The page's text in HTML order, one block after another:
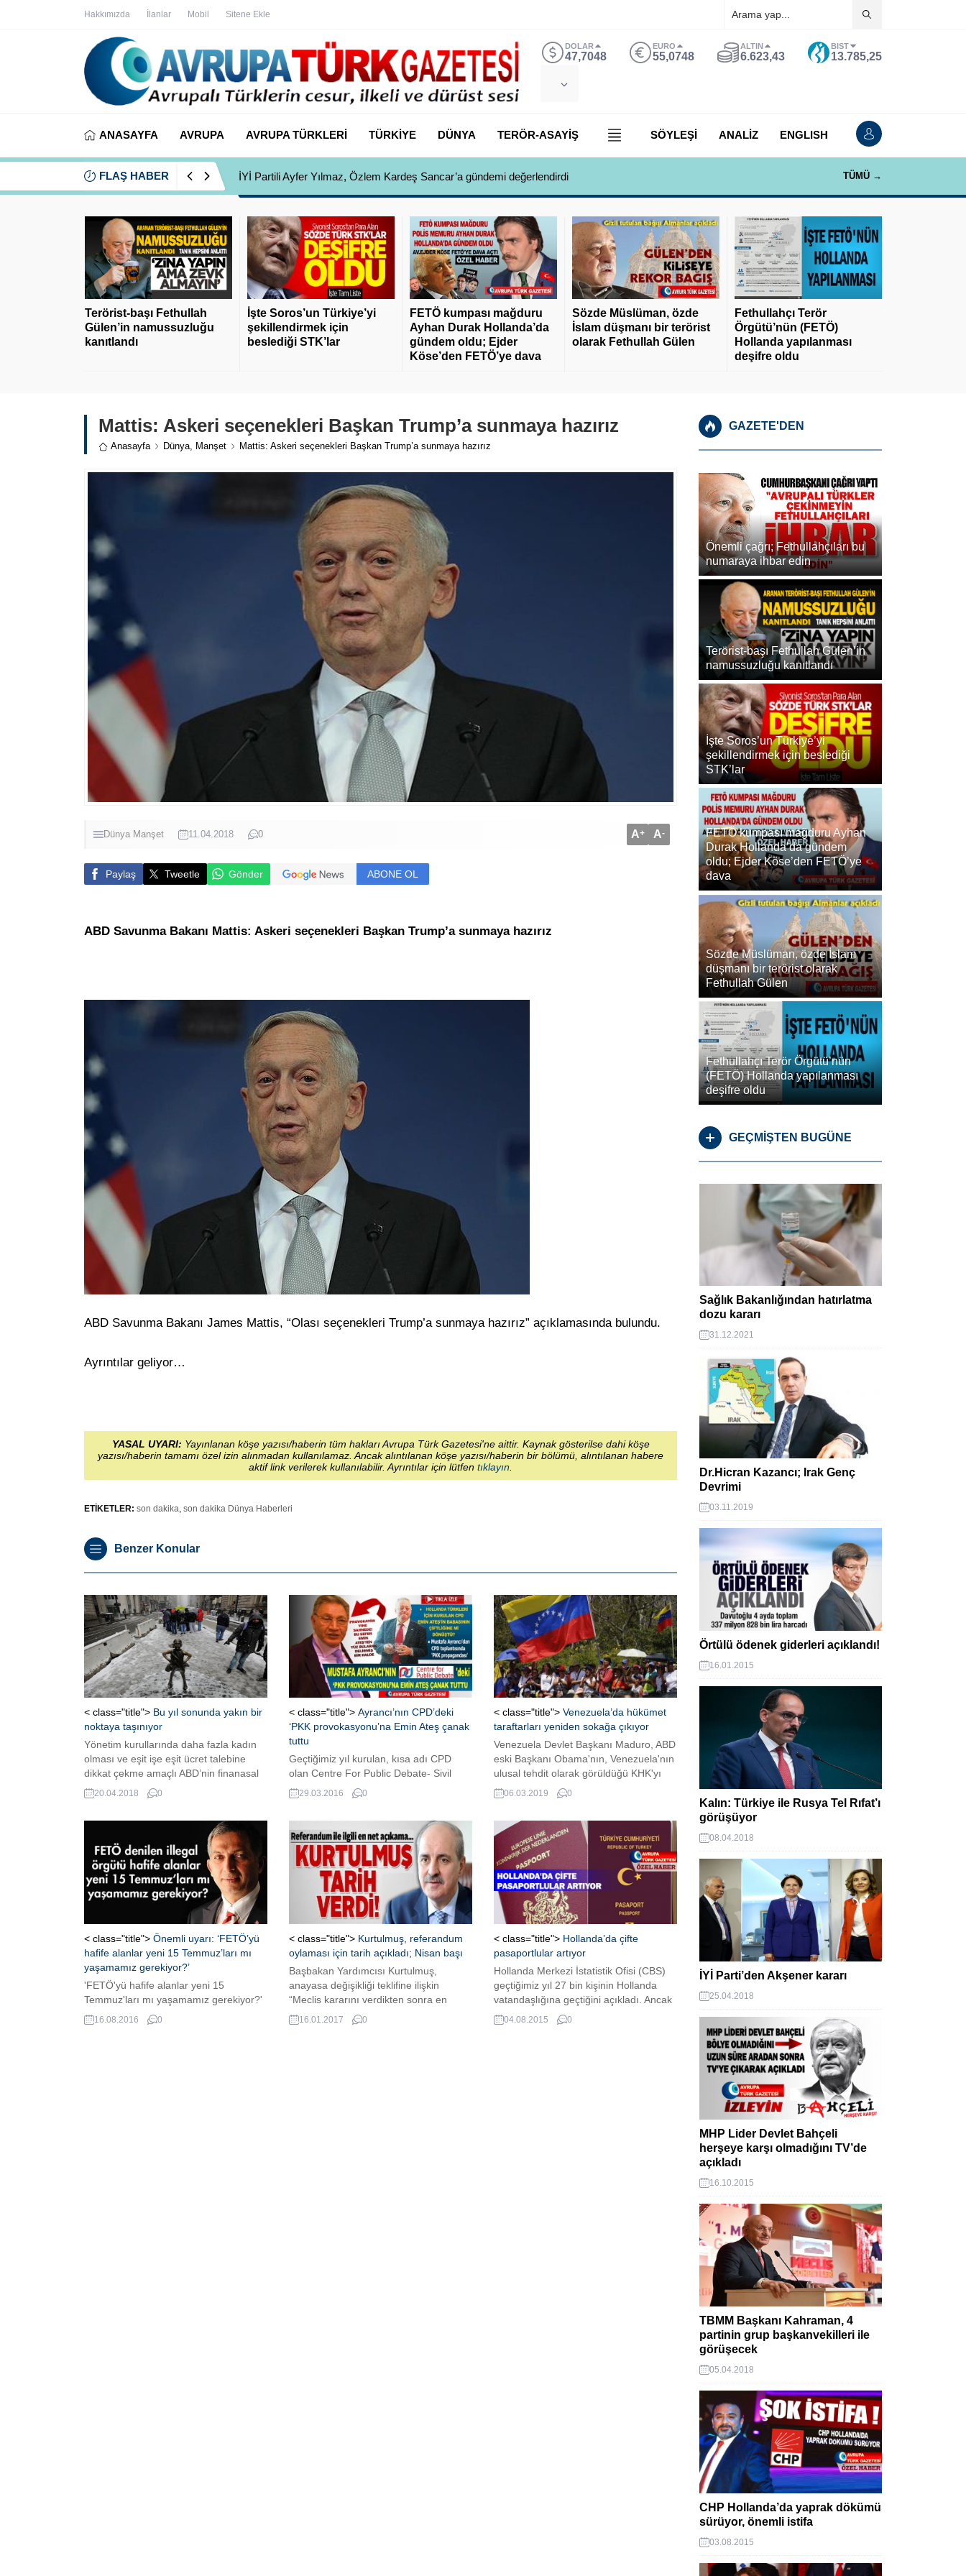
Hakkımızda İlanlar Mobil Sitene Ekle
DOLAR
47,7048
EURO
55,0748
ALTIN
6.623,43
BIST
13.785,25
ANASAYFA AVRUPA AVRUPA TÜRKLERİ TÜRKİYE DÜNYA TERÖR-ASAYİŞ SÖYLEŞİ ANALİZ ENGLISH
FLAŞ HABER İYİ Partili Ayfer Yılmaz, Özlem Kardeş Sancar’a gündemi değerlendirdi TÜMÜ →
Terörist-başı Fethullah
Gülen’in namussuzluğu
kanıtlandı
İşte Soros’un Türkiye’yi
şekillendirmek için
beslediği STK’lar
FETÖ kumpası mağduru
Ayhan Durak Hollanda’da
gündem oldu; Ejder
Köse’den FETÖ’ye dava
Sözde Müslüman, özde
İslam düşmanı bir terörist
olarak Fethullah Gülen
Fethullahçı Terör
Örgütü’nün (FETÖ)
Hollanda yapılanması
deşifre oldu
Mattis: Askeri seçenekleri Başkan Trump’a sunmaya hazırız
Anasayfa Dünya, Manşet Mattis: Askeri seçenekleri Başkan Trump’a sunmaya hazırız
Dünya Manşet 11.04.2018 0 A+ A-
Paylaş Tweetle Gönder ABONE OL
ABD Savunma Bakanı Mattis: Askeri seçenekleri Başkan Trump’a sunmaya hazırız
ABD Savunma Bakanı James Mattis, “Olası seçenekleri Trump’a sunmaya hazırız” açıklamasında bulundu.
Ayrıntılar geliyor…
YASAL UYARI: Yayınlanan köşe yazısı/haberin tüm hakları Avrupa Türk Gazetesi'ne aittir. Kaynak gösterilse dahi köşe
yazısı/haberin tamamı özel izin alınmadan kullanılamaz. Ancak alıntılanan köşe yazısı/haberin bir bölümü, alıntılanan habere
aktif link verilerek kullanılabilir. Ayrıntılar için lütfen tıklayın
ETİKETLER: son dakika, son dakika Dünya Haberleri
Benzer Konular
< class="title"> Bu yıl sonunda yakın bir
noktaya taşınıyor
Yönetim kurullarında daha fazla kadın
olması ve eşit işe eşit ücret talebine
dikkat çekme amaçlı ABD’nin finanasal
merkezi Wall Street’ta meşhur boğanın
karşısına yerleştirilen ‘korkusuz kız’
York’ta 2017 Mart ayında yapılan ve
kadınların iş dünyasındaki
yapabileceklerine ve güçlerine dair role
dikkat çeken Korkusuz...
20.04.2018 0
< class="title"> Ayrancı’nın CPD’deki
‘PKK provokasyonu’na Emin Ateş çanak
tuttu
Geçtiğimiz yıl kurulan, kısa adı CPD
olan Centre For Public Debate- Sivil
Tartışma Merkezi’nin toplantısında PKK
provokasyonu yaşandı. Hollanda’da
STK’ları dışlayan CPD başkanlığı
görevine getirilen Mehmet Emin Ateş’in
keyfi yönetim tarzı tartışmalara neden
29.03.2016 0
< class="title"> Venezuela’da hükümet
taraftarları yeniden sokağa çıkıyor
Venezuela Devlet Başkanı Maduro, ABD
eski Başkanı Obama'nın, Venezuela'nın
ulusal tehdit olarak görüldüğü KHK'yı
imzalamasının yıl dönümünde sokakta
olacaklarını duyurdu. Kendini geçici
Başkanı Guaido ise kamudaki
sendikaların greve gideceğini belirtti
06.03.2019 0
< class="title"> Önemli uyarı: ‘FETÖ’yü
hafife alanlar yeni 15 Temmuz’ları mı
yaşamamız gerekiyor?’
'FETÖ'yü hafife alanlar yeni 15
Temmuz'ları mı yaşamamız gerekiyor?'
16.08.2016 0
< class="title"> Kurtulmuş, referandum
oylaması için tarih açıkladı; Nisan başı
Başbakan Yardımcısı Kurtulmuş,
anayasa değişikliği teklifine ilişkin
“Meclis kararını verdikten sonra en
doğrusu, en kısa süre içerisinde
referanduma gitmektir. Muhtemelen
16.01.2017 0
< class="title"> Hollanda’da çifte
pasaportlular artıyor
Hollanda Merkezi İstatistik Ofisi (CBS)
geçtiğimiz yıl 27 bin kişinin Hollanda
vatandaşlığına geçtiğini açıkladı. Ancak
bundan sonra açıklamayacak. Nedeni
haberde.
04.08.2015 0
GAZETE'DEN
Önemli çağrı; Fethullahçıları bu
numaraya ihbar edin
Terörist-başı Fethullah Gülen’in
namussuzluğu kanıtlandı
İşte Soros’un Türkiye’yi
şekillendirmek için beslediği
STK’lar
FETÖ kumpası mağduru Ayhan
Durak Hollanda’da gündem
oldu; Ejder Köse’den FETÖ’ye
dava
Sözde Müslüman, özde İslam
düşmanı bir terörist olarak
Fethullah Gülen
Fethullahçı Terör Örgütü’nün
(FETÖ) Hollanda yapılanması
deşifre oldu
GEÇMİŞTEN BUGÜNE
Sağlık Bakanlığından hatırlatma
dozu kararı
31.12.2021
Dr.Hicran Kazancı; Irak Genç
Devrimi
03.11.2019
Örtülü ödenek giderleri açıklandı!
16.01.2015
Kalın: Türkiye ile Rusya Tel Rıfat’ı
görüşüyor
08.04.2018
İYİ Parti’den Akşener kararı
25.04.2018
MHP Lider Devlet Bahçeli
herşeye karşı olmadığını TV’de
açıkladı
16.10.2015
TBMM Başkanı Kahraman, 4
partinin grup başkanvekilleri ile
görüşecek
05.04.2018
CHP Hollanda’da yaprak dökümü
sürüyor, önemli istifa
03.08.2015